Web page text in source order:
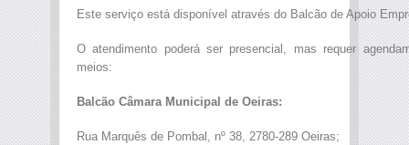
Este serviço está disponível através do Balcão de Apoio
O atendimento poderá ser presencial, mas requer
meios:
Balcão Câmara Municipal de Oeiras:
Rua Marquês de Pombal, nº 38, 2780-289 Oeiras;